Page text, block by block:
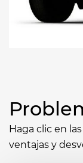
Haga clic en
ventajas y